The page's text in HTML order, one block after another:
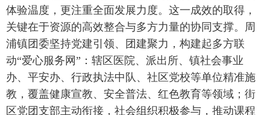
体验温度，更注重全面发展力度。这一成效的取得，
关键在于资源的高效整合与多方力量的协同支撑。周
浦镇团委坚持党建引领、团建聚力，构建起多方联
动“爱心服务网”：辖区医院、派出所、镇社会事业
办、平安办、行政执法中队、社区党校等单位精准施
教，覆盖健康宣教、安全普法、红色教育等领域；街
区党团支部主动衔接，社会组织积极参与，推动课程